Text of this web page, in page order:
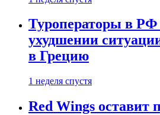
Туроператоры в РФ
ухудшении
в Грецию
1 неделя спустя
Red Wings